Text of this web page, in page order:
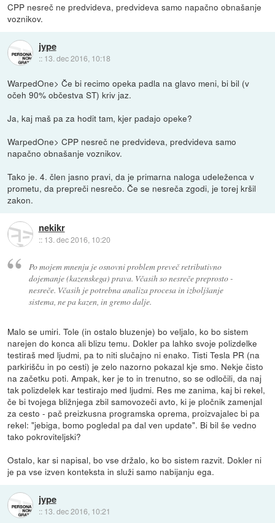
CPP nesreč ne predvideva, predvideva samo napačno obnašanje
voznikov.
jype
:: 13. dec 2016, 10:18
WarpedOne> Če bi recimo opeka padla na glavo meni, bi bil (v
očeh 90% občestva ST) kriv jaz.
Ja, kaj maš pa za hodit tam, kjer padajo opeke?
WarpedOne> CPP nesreč ne predvideva, predvideva samo
napačno obnašanje voznikov.
Tako je. 4. člen jasno pravi, da je primarna naloga udeleženca v
prometu, da prepreči nesrečo. Če se nesreča zgodi, je torej kršil
zakon.
nekikr
:: 13. dec 2016, 10:20
Po mojem mnenju je osnovni problem preveč retributivno
dojemanje (kazenskega) prava. Včasih so nesreče preprosto -
nesreče. Včasih je potrebna analiza procesa in izboljšanje
sistema, ne pa kazen, in gremo dalje.
Malo se umiri. Tole (in ostalo bluzenje) bo veljalo, ko bo sistem
narejen do konca ali blizu temu. Dokler pa lahko svoje polizdelke
testiraš med ljudmi, pa to niti slučajno ni enako. Tisti Tesla PR (na
parkirišču in po cesti) je zelo nazorno pokazal kje smo. Nekje čisto
na začetku poti. Ampak, ker je to in trenutno, so se odločili, da naj
tak polizdelek kar testirajo med ljudmi. Res me zanima, kaj bi rekel,
če bi tvojega bližnjega zbil samovozeči avto, ki je pločnik zamenjal
za cesto - pač preizkusna programska oprema, proizvajalec bi pa
rekel: "jebiga, bomo pogledal pa dal ven update". Bi bil še vedno
tako pokroviteljski?
Ostalo, kar si napisal, bo vse držalo, ko bo sistem razvit. Dokler ni
je pa vse izven konteksta in služi samo nabijanju ega.
jype
:: 13. dec 2016, 10:21